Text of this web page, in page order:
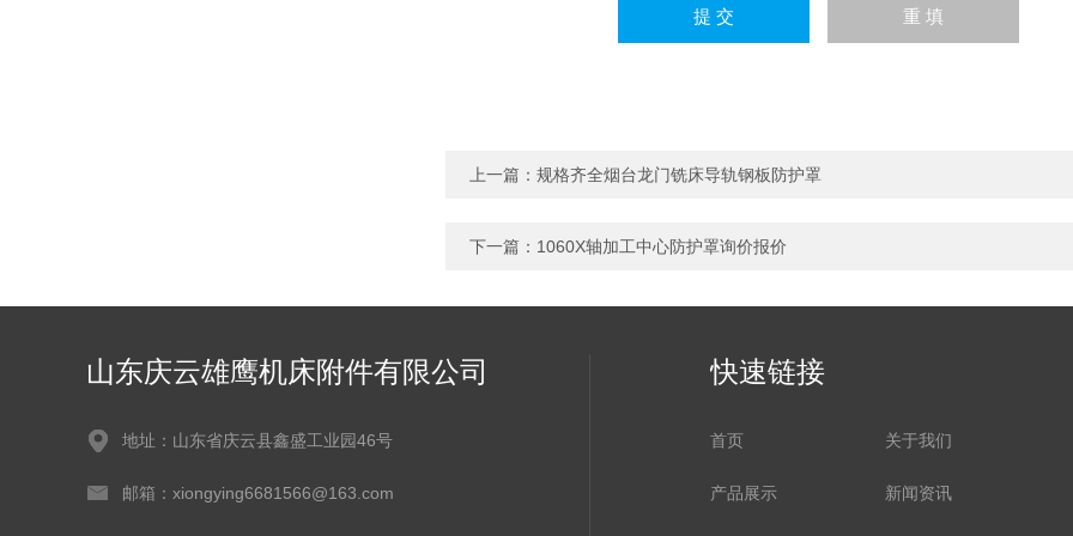
上一篇： 规格齐全烟台龙门铣床导轨钢板防护罩
下一篇： 1060X轴加工中心防护罩询价报价
山东庆云雄鹰机床附件有限公司
地址：山东省庆云县鑫盛工业园46号
邮箱：xiongying6681566@163.com
快速链接
首页 关于我们
产品展示 新闻资讯